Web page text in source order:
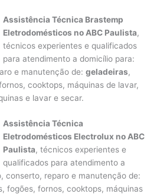
Assistência Técnica Brastemp
Eletrodomésticos no ABC Paulista,
técnicos experientes e qualificados
para atendimento a domicílio para:
e manutenção de:geladeiras,
cooktops, máquinas de lavar,
e lavar e secar.
Assistência Técnica
Eletrodomésticos Electrolux no ABC
Paulista, técnicos experientes e
qualificados para atendimento a
conserto, reparo e manutenção de:
fogões, fornos, cooktops, máquinas